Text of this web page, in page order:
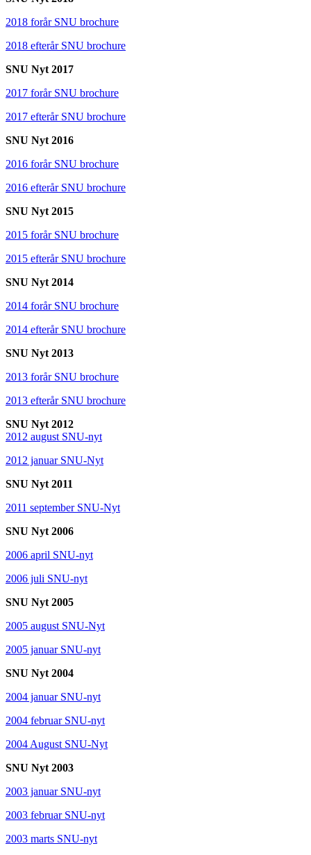
2018 forår SNU brochure
2018 efterår SNU brochure
SNU Nyt 2017
2017 forår SNU brochure
2017 efterår SNU brochure
SNU Nyt 2016
2016 forår SNU brochure
2016 efterår SNU brochure
SNU Nyt 2015
2015 forår SNU brochure
2015 efterår SNU brochure
SNU Nyt 2014
2014 forår SNU brochure
2014 efterår SNU brochure
SNU Nyt 2013
2013 forår SNU brochure
2013 efterår SNU brochure
SNU Nyt 2012
2012 august SNU-nyt
2012 januar SNU-Nyt
SNU Nyt 2011
2011 september SNU-Nyt
SNU Nyt 2006
2006 april SNU-nyt
2006 juli SNU-nyt
SNU Nyt 2005
2005 august SNU-Nyt
2005 januar SNU-nyt
SNU Nyt 2004
2004 januar SNU-nyt
2004 februar SNU-nyt
2004 August SNU-Nyt
SNU Nyt 2003
2003 januar SNU-nyt
2003 februar SNU-nyt
2003 marts SNU-nyt